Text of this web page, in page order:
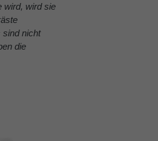
wird, wird sie
sind nicht
die